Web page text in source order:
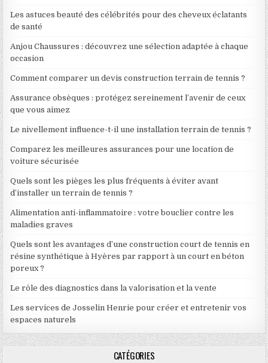
Les astuces beauté des célébrités pour des cheveux éclatants
de santé
Anjou Chaussures : découvrez une sélection adaptée à chaque
occasion
Comment comparer un devis construction terrain de tennis ?
Assurance obsèques : protégez sereinement l’avenir de ceux
que vous aimez
Le nivellement influence-t-il une installation terrain de tennis ?
Comparez les meilleures assurances pour une location de
voiture sécurisée
Quels sont les pièges les plus fréquents à éviter avant
d’installer un terrain de tennis ?
Alimentation anti-inflammatoire : votre bouclier contre les
maladies graves
Quels sont les avantages d’une construction court de tennis en
résine synthétique à Hyères par rapport à un court en béton
poreux ?
Le rôle des diagnostics dans la valorisation et la vente
Les services de Josselin Henrie pour créer et entretenir vos
espaces naturels
CATÉGORIES